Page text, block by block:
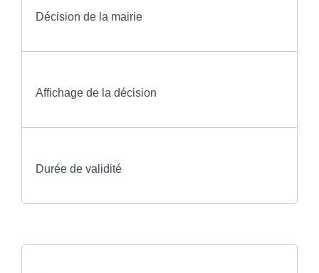
Décision de la mairie
Affichage de la décision
Durée de validité